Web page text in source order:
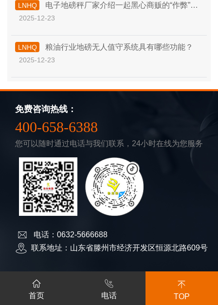
LNHQ
电子地磅秤厂家介绍一起黑心商贩的“作弊”行
为！
2025-12-23
LNHQ 粮油行业地磅无人值守系统具有哪些功能？
2025-12-23
免费咨询热线：
400-658-6388
您可以随时通过电话与我们联系，24小时在线为您服务
电话：0632-5666688
联系地址：山东省滕州市经济开发区恒源北路609号
版权所有 COPYRIGHT ©2026 山东鲁南衡器有限公司 备案号：
ICP备13025731号
首页 电话 TOP